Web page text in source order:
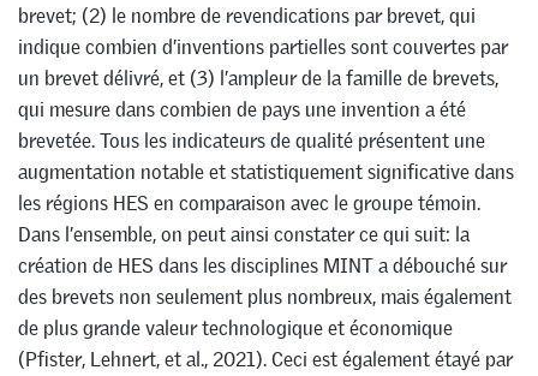
brevet; (2) le nombre de revendications par brevet, qui
indique combien d’inventions partielles sont couvertes par
un brevet délivré, et (3) l’ampleur de la famille de brevets,
qui mesure dans combien de pays une invention a été
brevetée. Tous les indicateurs de qualité présentent une
augmentation notable et statistiquement significative dans
les régions HES en comparaison avec le groupe témoin.
Dans l’ensemble, on peut ainsi constater ce qui suit: la
création de HES dans les disciplines MINT a débouché sur
des brevets non seulement plus nombreux, mais également
de plus grande valeur technologique et économique
(Pfister, Lehnert, et al., 2021). Ceci est également étayé par